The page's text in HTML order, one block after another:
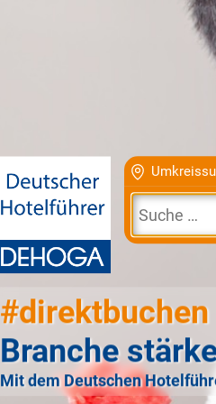
#direktbuchen
Branche
Mit dem Deutschen